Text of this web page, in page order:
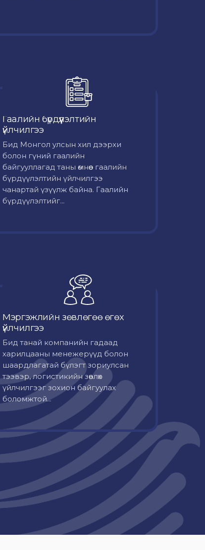
Гаалийн бүрдүүлэлтийн
үйлчилгээ
Бид Монгол улсын хил дээрхи
болон гүний гаалийн
байгууллагад таны өмнөөс гаалийн
бүрдүүлэлтийн үйлчилгээ
чанартай үзүүлж байна. Гаалийн
бүрдүүлэлтийг...
Мэргэжлийн зөвлөгөө өгөх
үйлчилгээ
Бид танай компанийн гадаад
харилцааны менежерүүд болон
шаардлагатай бүлэгт зориулсан
тээвэр, логистикийн зөвлөх
үйлчилгээг зохион байгуулах
боломжтой...